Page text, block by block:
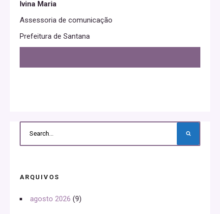
Ivina Maria
Assessoria de comunicação
Prefeitura de Santana
ARQUIVOS
agosto 2026 (9)